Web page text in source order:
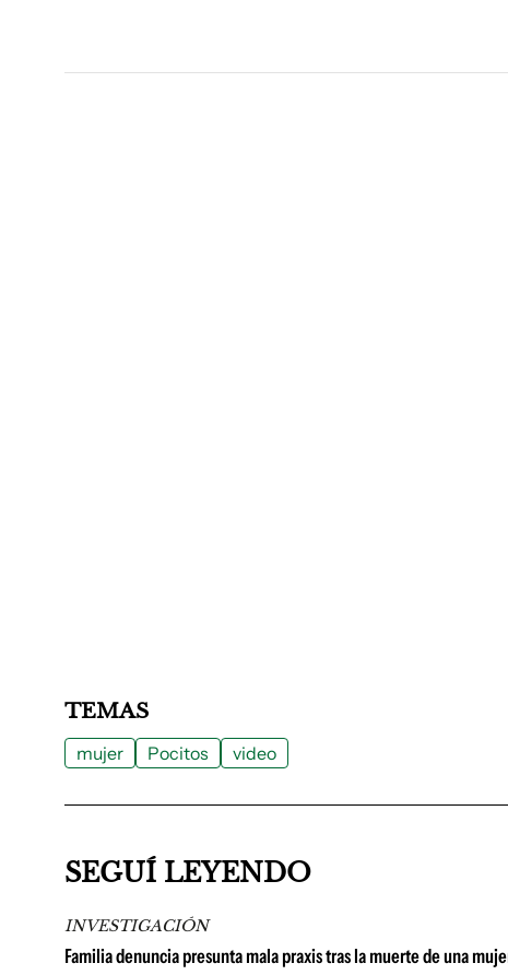
TEMAS
mujer Pocitos video
SEGUÍ LEYENDO
INVESTIGACIÓN
Familia denuncia presunta mala praxis tras la muerte de una